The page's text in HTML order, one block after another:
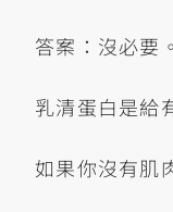
答案：沒必要。
乳清蛋白是給
如果你沒有肌